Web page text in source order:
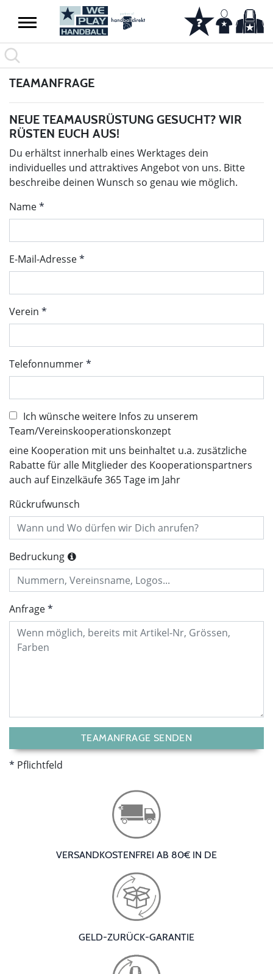
TEAMANFRAGE
NEUE TEAMAUSRÜSTUNG GESUCHT? WIR
RÜSTEN EUCH AUS!
Du erhältst innerhalb eines Werktages dein
individuelles und attraktives Angebot von uns. Bitte
beschreibe deinen Wunsch so genau wie möglich.
Name
E-Mail-Adresse
Verein
Telefonnummer
Ich wünsche weitere Infos zu unserem
Team/Vereinskooperationskonzept
eine Kooperation mit uns beinhaltet u.a. zusätzliche
Rabatte für alle Mitglieder des Kooperationspartners
auch auf Einzelkäufe 365 Tage im Jahr
Rückrufwunsch
Bedruckung
Anfrage
TEAMANFRAGE SENDEN
Pflichtfeld
VERSANDKOSTENFREI AB 80€ IN DE
GELD-ZURÜCK-GARANTIE